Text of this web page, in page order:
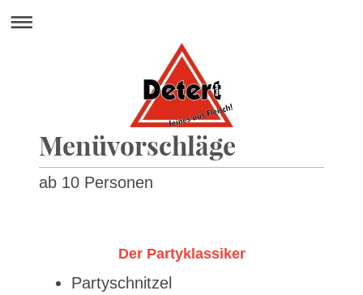
Menüvorschläge
ab 10 Personen
Der Partyklassiker
Partyschnitzel